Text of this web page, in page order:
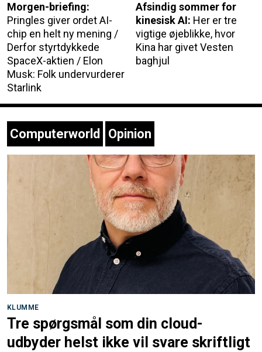
Morgen-briefing:
Pringles giver ordet AI-
chip en helt ny mening /
Derfor styrtdykkede
SpaceX-aktien / Elon
Musk: Folk undervurderer
Starlink
Afsindig sommer for
kinesisk AI: Her er tre
vigtige øjeblikke, hvor
Kina har givet Vesten
baghjul
Computerworld Opinion
KLUMME
Tre spørgsmål som din cloud-
udbyder helst ikke vil svare skriftligt